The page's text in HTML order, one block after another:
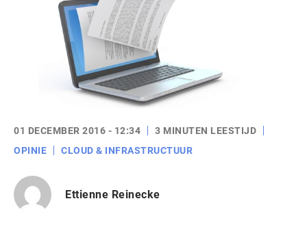
01 DECEMBER 2016 - 12:34
3 MINUTEN LEESTIJD
OPINIE
CLOUD & INFRASTRUCTUUR
Ettienne Reinecke